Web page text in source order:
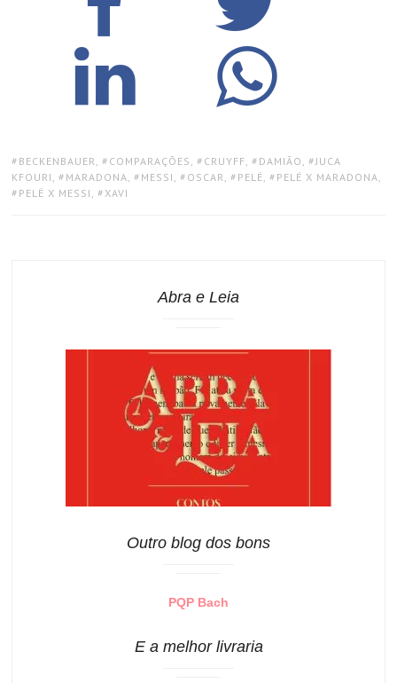
TAGS:
BECKENBAUER, COMPARAÇÕES , CRUYFF, DAMIÃO , JUCA
KFOURI , MARADONA, MESSI , OSCAR, PELÉ, PELÉ X MARADONA,
PELÉ X MESSI , XAVI
Abra e Leia
Outro blog dos bons
PQP Bach
E a melhor livraria